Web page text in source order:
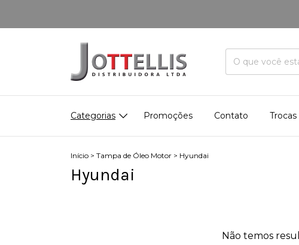
Categorias Promoções Contato
Início > Tampa de Óleo Motor > Hyundai
Hyundai
Não temos